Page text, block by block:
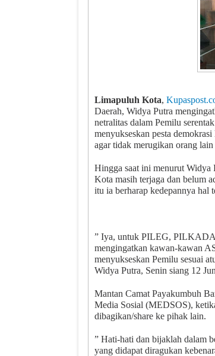
Limapuluh Kota,
Daerah, Widya Putra
netralitas dalam Pemilu
menyukseskan pesta
agar tidak merugikan orang
Hingga saat ini menurut
Kota masih terjaga dan belum
itu ia berharap kedepannya hal
” Iya, untuk PILEG, PILKADA
mengingatkan kawan-kawan
menyukseskan Pemilu sesuai
Widya Putra, Senin siang 12
Mantan Camat Payakumbuh
Media Sosial (MEDSOS),
dibagikan/share ke pihak lain.
” Hati-hati dan bijaklah dalam
yang didapat diragukan